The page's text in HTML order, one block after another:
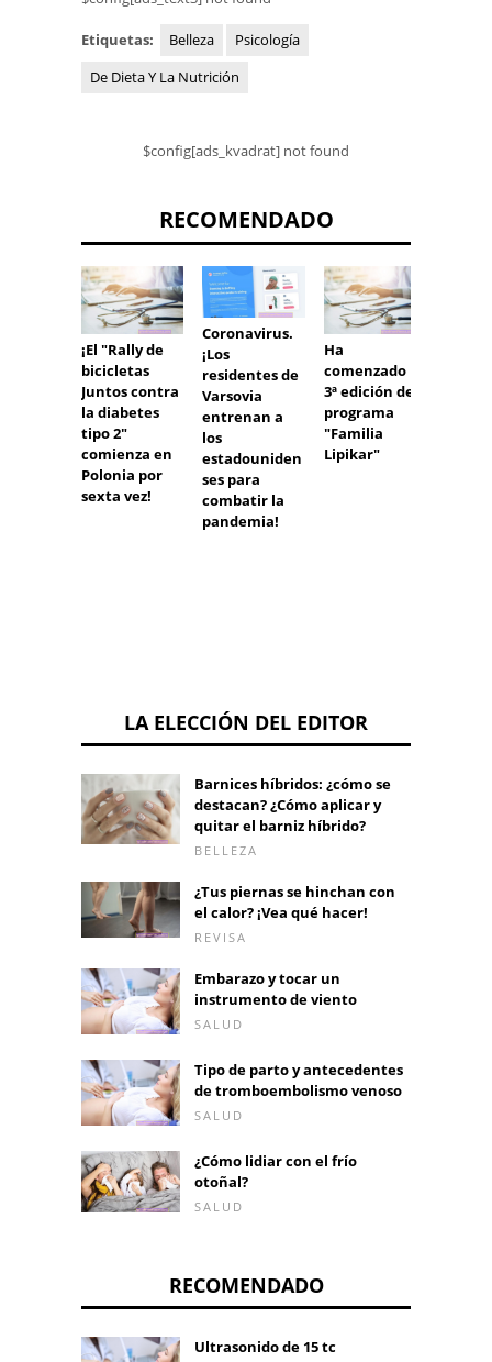
Etiquetas: Belleza
Psicología
De Dieta Y La Nutrición
$config[ads_kvadrat] not found
RECOMENDADO
¡El "Rally de
bicicletas
Juntos contra
la diabetes
tipo 2"
comienza en
Polonia por
sexta vez!
Coronavirus.
¡Los
residentes de
Varsovia
entrenan a
los
estadouniden
ses para
combatir la
pandemia!
Ha
comenzado la
3ª edición del
programa
"Familia
Lipikar"
LA ELECCIÓN DEL EDITOR
Barnices híbridos: ¿cómo se
destacan? ¿Cómo aplicar y
quitar el barniz híbrido?
BELLEZA
¿Tus piernas se hinchan con
el calor? ¡Vea qué hacer!
REVISA
Embarazo y tocar un
instrumento de viento
SALUD
Tipo de parto y antecedentes
de tromboembolismo venoso
SALUD
¿Cómo lidiar con el frío
otoñal?
SALUD
RECOMENDADO
Ultrasonido de 15 tc